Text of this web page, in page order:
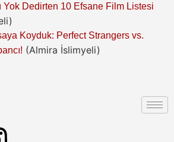
Yok Dedirten 10 Efsane Film Listesi
Koyduk: Perfect Strangers vs.
(Almira İslimyeli)